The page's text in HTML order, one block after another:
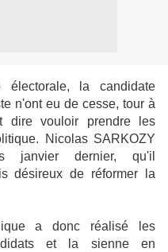
électorale, la candidate
n'ont eu de cesse, tour à
dire vouloir prendre les
Nicolas SARKOZY
janvier dernier, qu'il
désireux de réformer la
a donc réalisé les
et la sienne en